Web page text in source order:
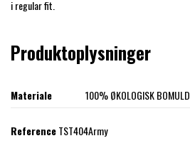
i regular fit.
Produktoplysninger
Materiale 100% ØKOLOGISK BOMULD
ReferenceTST404Army